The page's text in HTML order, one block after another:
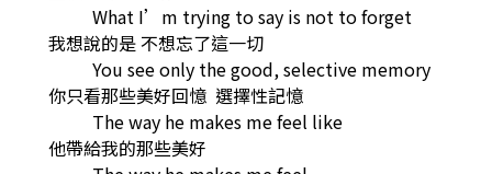
What I’m trying to say is not to forget
我想說的是 不想忘了這一切
You see only the good, selective memory
你只看那些美好回憶 選擇性記憶
The way he makes me feel like
他帶給我的那些美好